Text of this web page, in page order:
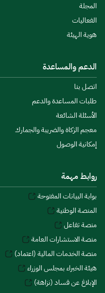
المجلة
الفعاليات
هوية الهيئة
الدعم والمساعدة
اتصل بنا
طلبات المساعدة والدعم
الأسئلة الشائعة
معجم الزكاة والضريبة والجمارك
إمكانية الوصول
روابط مهمة
بوابة البيانات المفتوحة
المنصة الوطنية
منصة تفاعل
منصة الاستشارات العامة
منصة الخدمات المالية (اعتماد)
هيئة الخبراء بمجلس الوزراء
الإبلاغ عن فساد (نزاهة)